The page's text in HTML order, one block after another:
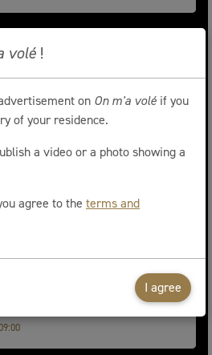
volé !
on On m'a volé if you
of your residence.
a video or a photo showing a
agree to the terms and
I agree